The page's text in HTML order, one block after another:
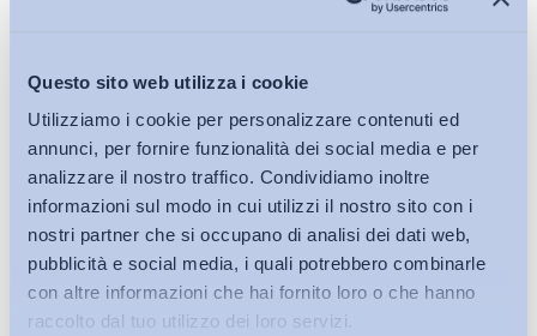
Questo sito web utilizza i cookie
Utilizziamo i cookie per personalizzare contenuti ed
annunci, per fornire funzionalità dei social media e per
analizzare il nostro traffico. Condividiamo inoltre
informazioni sul modo in cui utilizzi il nostro sito con i
nostri partner che si occupano di analisi dei dati web,
pubblicità e social media, i quali potrebbero combinarle
con altre informazioni che hai fornito loro o che hanno
raccolto dal tuo utilizzo dei loro servizi.